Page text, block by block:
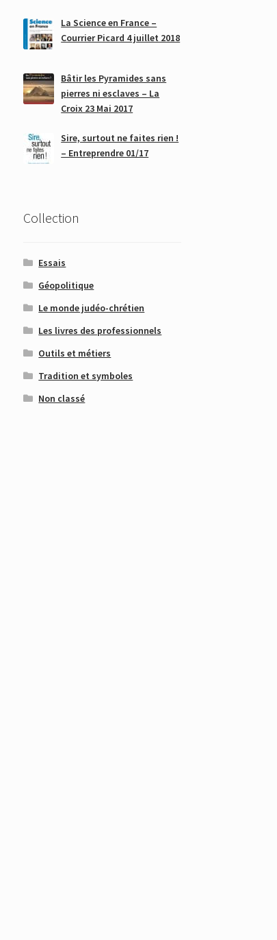
La Science en France –
Courrier Picard 4 juillet 2018
Bâtir les Pyramides sans
pierres ni esclaves – La
Croix 23 Mai 2017
Sire, surtout ne faites rien !
– Entreprendre 01/17
Collection
Essais
Géopolitique
Le monde judéo-chrétien
Les livres des professionnels
Outils et métiers
Tradition et symboles
Non classé